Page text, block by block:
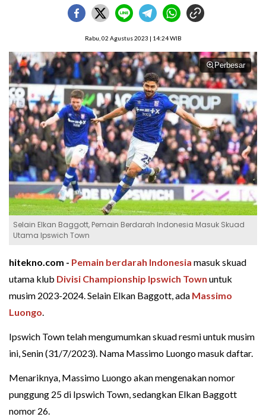
Rabu, 02 Agustus 2023 | 14:24 WIB
Perbesar
Selain Elkan Baggott, Pemain Berdarah Indonesia Masuk Skuad
Utama Ipswich Town
hitekno.com - Pemain berdarah Indonesia masuk skuad
utama klub Divisi Championship Ipswich Town untuk
musim 2023-2024. Selain Elkan Baggott, ada Massimo
Luongo.
Ipswich Town telah mengumumkan skuad resmi untuk musim
ini, Senin (31/7/2023). Nama Massimo Luongo masuk daftar.
Menariknya, Massimo Luongo akan mengenakan nomor
punggung 25 di Ipswich Town, sedangkan Elkan Baggott
nomor 26.